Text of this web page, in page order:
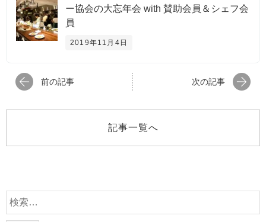
ー協会の大忘年会 with 賛助会員＆シェフ会
員
2019年11月4日
前の記事 次の記事
記事一覧へ
検
索